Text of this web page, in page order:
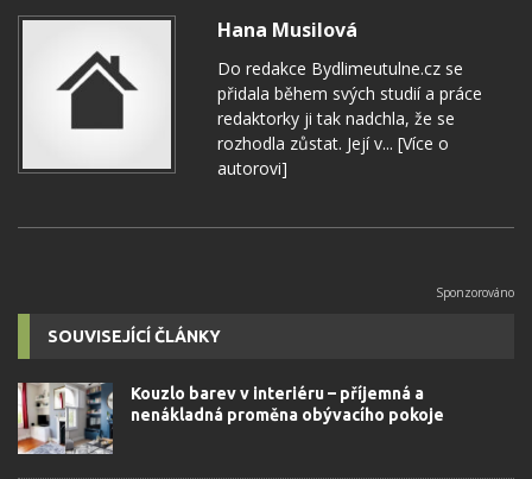
Hana Musilová
Do redakce Bydlimeutulne.cz se
přidala během svých studií a práce
redaktorky ji tak nadchla, že se
rozhodla zůstat. Její v... [Více o
autorovi]
SOUVISEJÍCÍ ČLÁNKY
Kouzlo barev v interiéru – příjemná a
nenákladná proměna obývacího pokoje